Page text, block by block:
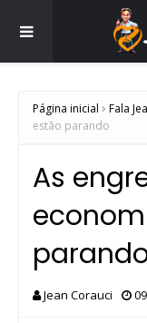
Página inicial Fala
estão parando
As
Jean Corauci